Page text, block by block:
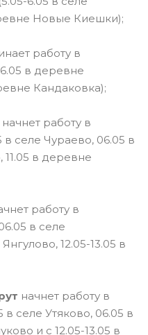
Новые Киешки);
работу в
в деревне
Кандаковка);
начнет работу в
селе Чураево, 06.05 в
в деревне
работу в
в селе
12.05-13.05 в
начнет работу в
селе Утяково, 06.05 в
и с 12.05-13.05 в